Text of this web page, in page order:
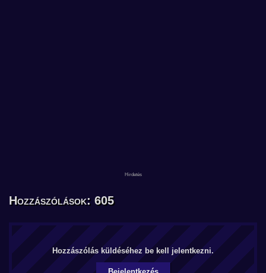
Hozzászólások: 605
Hozzászólás küldéséhez be kell jelentkezni.